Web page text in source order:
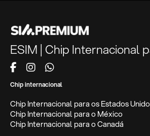
ESIM | Chip Internacional
Chip internacional
Chip Internacional para os Estados
Chip Internacional para o México
Chip Internacional para o Canadá